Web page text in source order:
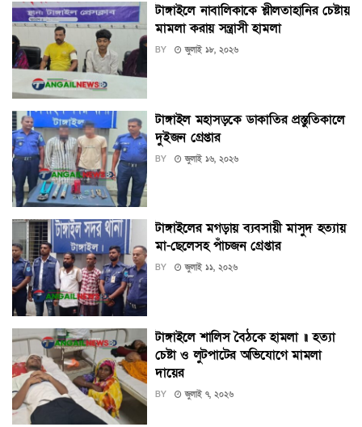
টাঙ্গাইলে নাবালিকাকে শ্লীলতাহানির চেষ্টায়
মামলা করায় সন্ত্রাসী হামলা
BY জুলাই ১৮, ২০২৬
টাঙ্গাইল মহাসড়কে ডাকাতির প্রস্তুতিকালে
দুইজন গ্রেপ্তার
BY জুলাই ১৬, ২০২৬
টাঙ্গাইলের মগড়ায় ব্যবসায়ী মাসুদ হত্যায়
মা-ছেলেসহ পাঁচজন গ্রেপ্তার
BY জুলাই ১১, ২০২৬
টাঙ্গাইলে শালিস বৈঠকে হামলা ॥ হত্যা
চেষ্টা ও লুটপাটের অভিযোগে মামলা
দায়ের
BY জুলাই ৭, ২০২৬